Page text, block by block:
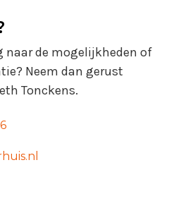
naar de mogelijkheden of
Neem dan gerust
Tonckens.